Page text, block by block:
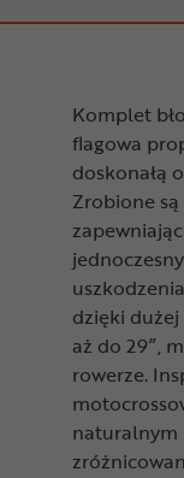
Komplet
flagowa
doskonałą
Zrobione
dzięki
aż do 29”,
rowerze.
naturalnym